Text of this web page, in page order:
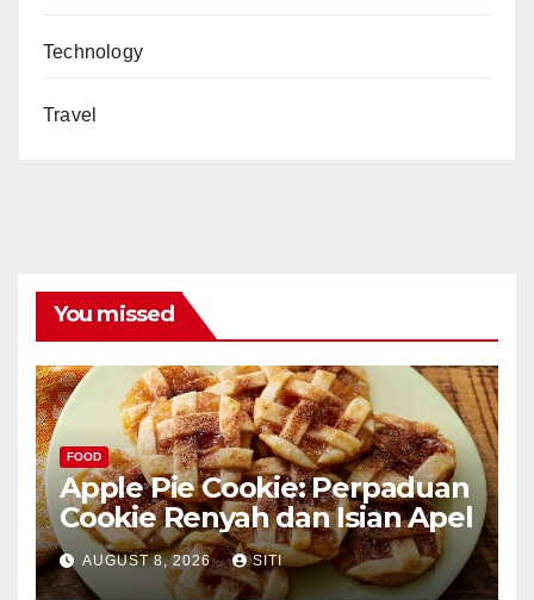
Technology
Travel
You missed
FOOD
Apple Pie Cookie: Perpaduan
Cookie Renyah dan Isian Apel
AUGUST 8, 2026 SITI